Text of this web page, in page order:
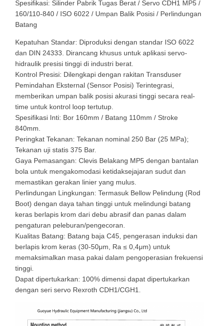
Spesifikasi: Silinder Pabrik Tugas Berat / Servo CDH1 MP5 /
160/110-840 / ISO 6022 / Umpan Balik Posisi / Perlindungan
Batang
Kepatuhan Standar: Diproduksi dengan standar ISO 6022
dan DIN 24333. Dirancang khusus untuk aplikasi servo-
hidraulik presisi tinggi di industri berat.
Kontrol Presisi: Dilengkapi dengan rakitan Transduser
Pemindahan Eksternal (Sensor Posisi) Terintegrasi,
memberikan umpan balik posisi akurasi tinggi secara real-
time untuk kontrol loop tertutup.
Spesifikasi Inti: Bor 160mm / Batang 110mm / Stroke
840mm.
Peringkat Tekanan: Tekanan nominal 250 Bar (25 MPa);
Tekanan uji statis 375 Bar.
Gaya Pemasangan: Clevis Belakang MP5 dengan bantalan
bola untuk mengakomodasi ketidaksejajaran sudut dan
memastikan gerakan linier yang mulus.
Perlindungan Lingkungan: Termasuk Bellow Pelindung (Rod
Boot) dengan daya tahan tinggi untuk melindungi batang
keras berlapis krom dari debu abrasif dan panas dalam
pengaturan peleburan/pengecoran.
Kualitas Batang: Batang baja C45, pengerasan induksi dan
berlapis krom keras (30-50μm, Ra ≤ 0,4μm) untuk
memaksimalkan masa pakai dalam pengoperasian frekuensi
tinggi.
Dapat dipertukarkan: 100% dimensi dapat dipertukarkan
dengan seri servo Rexroth CDH1/CGH1.